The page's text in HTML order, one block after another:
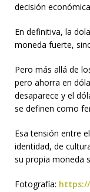
decisión
En definitiva, la
moneda fuerte,
Pero más allá de
pero ahorra en
desaparece y el
se definen como
Esa tensión entre
identidad, de
su propia moneda
Fotografía: